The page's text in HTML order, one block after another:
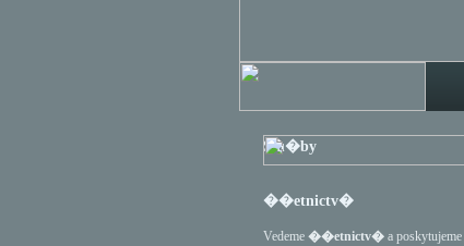
Slu�by
��etnictv�
Vedeme ��etnictv�a poskytujeme